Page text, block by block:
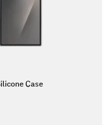
Case